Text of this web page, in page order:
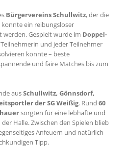
Bürgervereins Schullwitz, der die
ein reibungsloser
Gespielt wurde im Doppel-
und jeder Teilnehmer
konnte – beste
und faire Matches bis zum
ausSchullwitz, Gönnsdorf,
der SG Weißig. Rund 60
sorgten für eine lebhafte und
Halle. Zwischen den Spielen blieb
Anfeuern und natürlich
Tipp.